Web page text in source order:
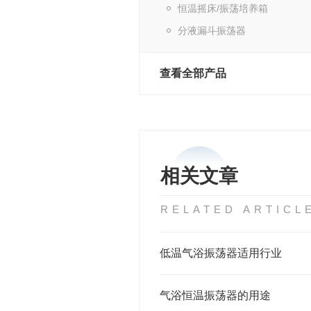
恒温摇床/振荡培养箱
分液漏斗振荡器
查看全部产品
相关文章
RELATED
低温气浴振荡器适用行业
气浴恒温振荡器的用途